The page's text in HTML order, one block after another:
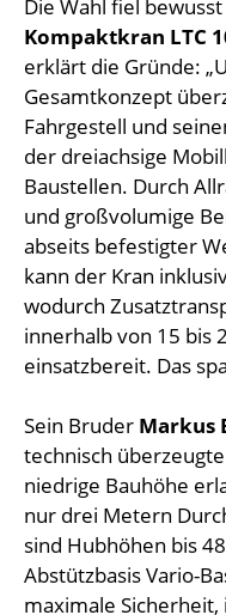
Die Wahl fiel
Kompaktkran LTC
erklärt die Gründe:
Gesamtkonzept
Fahrgestell und
der dreiachsige
Baustellen. Durch
und großvolumige
abseits befestigter
kann der Kran
wodurch
innerhalb von 15 bis
einsatzbereit. Das
Sein Bruder Markus
technisch
niedrige Bauhöhe
nur drei Metern
sind Hubhöhen bis
Abstützbasis Vario-
maximale